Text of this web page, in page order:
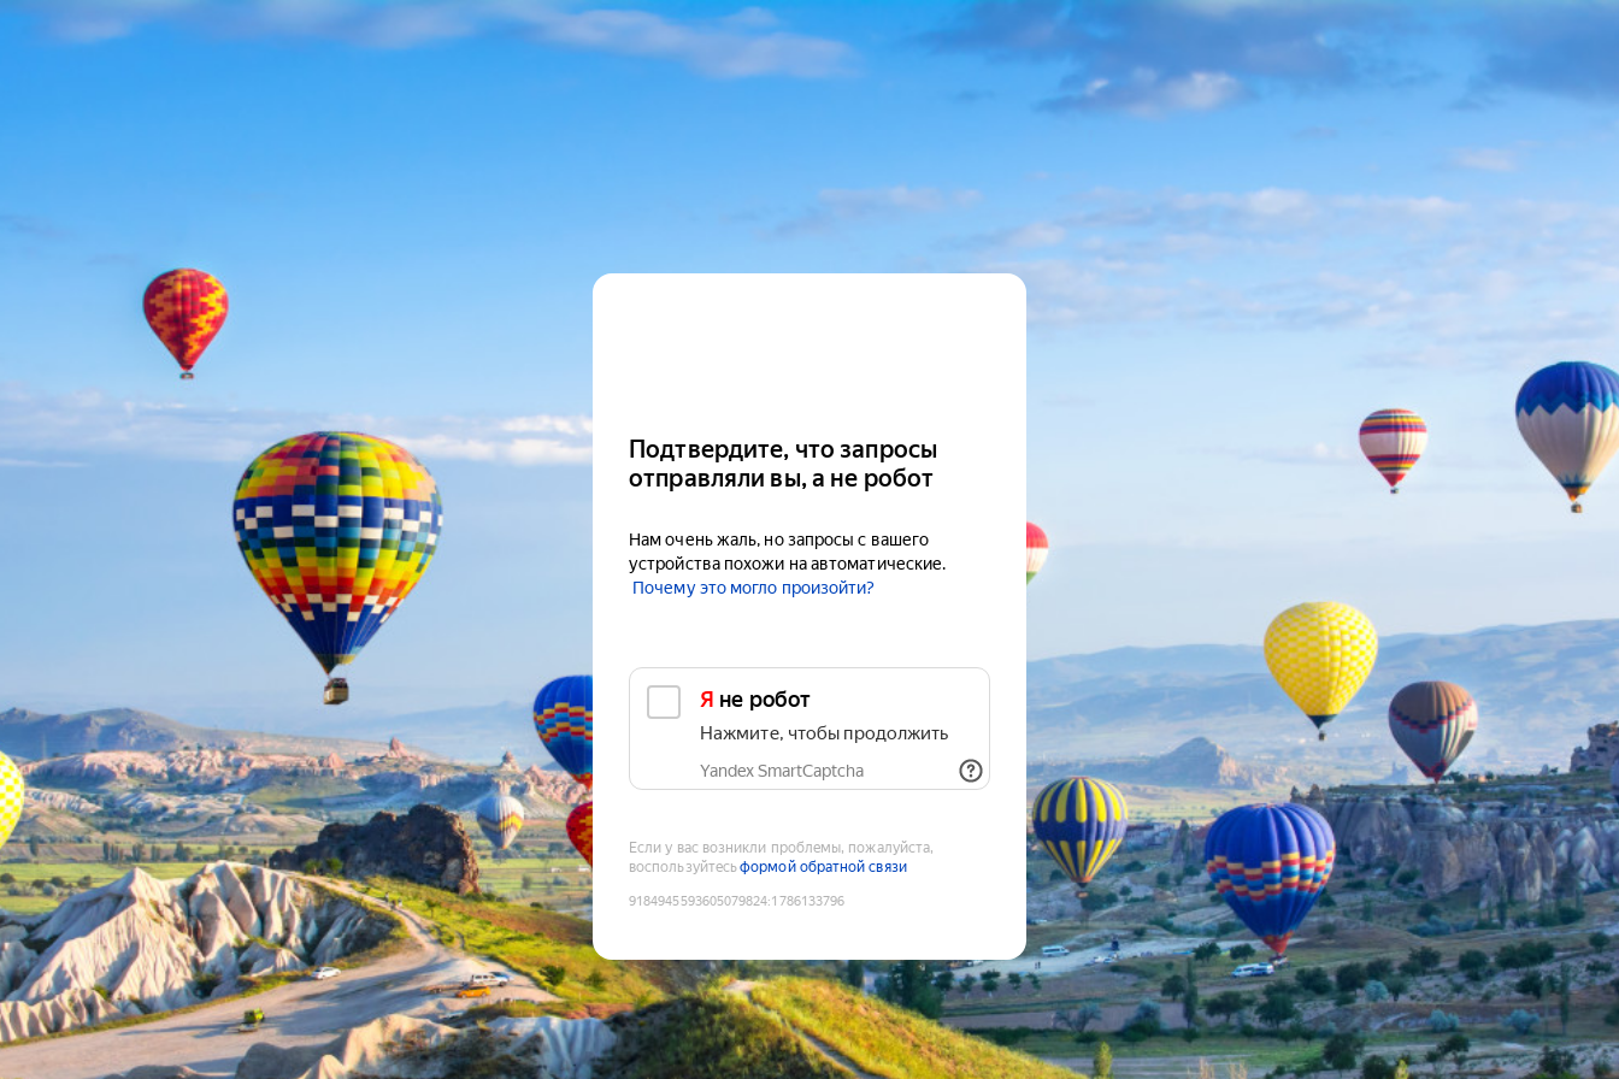
Подтвердите, что запросы
отправляли вы, а не робот
Нам очень жаль, но запросы с вашего
устройства похожи на автоматические.
Почему это могло произойти?
Я не робот
Нажмите, чтобы продолжить
Yandex SmartCaptcha
Если у вас возникли проблемы, пожалуйста,
воспользуйтесьформой обратной связи
9184945593605079824:1786133796